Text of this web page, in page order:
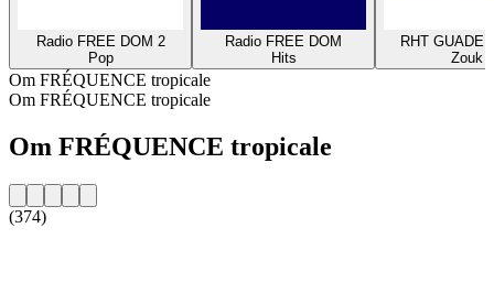
Radio FREE DOM 2
Pop
Radio FREE DOM
Hits
RHT
Zouk
Om FRÉQUENCE tropicale
Om FRÉQUENCE tropicale
Om FRÉQUENCE tropicale
(374)